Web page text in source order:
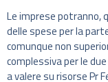
Le imprese potranno,
delle spese per la
comunque non
complessiva per le
a valere su risorse Pr